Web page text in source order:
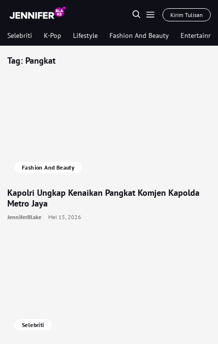
Kirim Tulisan
Selebriti K-Pop Lifestyle Fashion And Beauty
Tag: Pangkat
Fashion And Beauty
Kapolri Ungkap Kenaikan Pangkat Komjen Kapolda
Metro Jaya
JenniferBlake Mei 15, 2026
Selebriti